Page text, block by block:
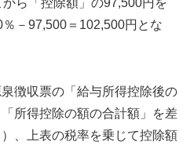
ら「控除額」の97,500円を
－97,500＝102,500円とな
徴収票の「給与所得控除後の
所得控除の額の合計額」を差
、上表の税率を乗じて控除額